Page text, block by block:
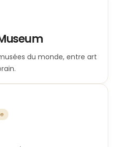
du monde, entre art